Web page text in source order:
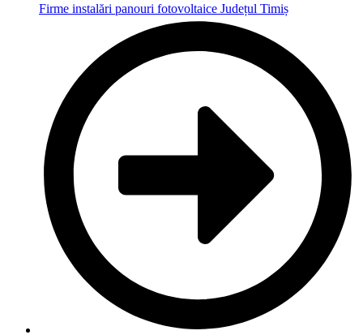
Firme instalări panouri fotovoltaice Județul Timiș